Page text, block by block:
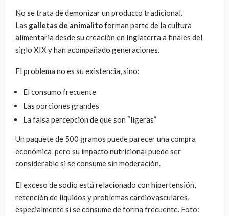
No se trata de demonizar un producto tradicional.
Las galletas de animalitoforman parte de la cultura
alimentaria desde su creación en Inglaterra a finales del
siglo XIX y han acompañado generaciones.
El problema no es su existencia, sino:
El consumo frecuente
Las porciones grandes
La falsa percepción de que son “ligeras”
Un paquete de 500 gramos puede parecer una compra
económica, pero su impacto nutricional puede ser
considerable si se consume sin moderación.
El exceso de sodio está relacionado con hipertensión,
retención de líquidos y problemas cardiovasculares,
especialmente si se consume de forma frecuente. Foto: